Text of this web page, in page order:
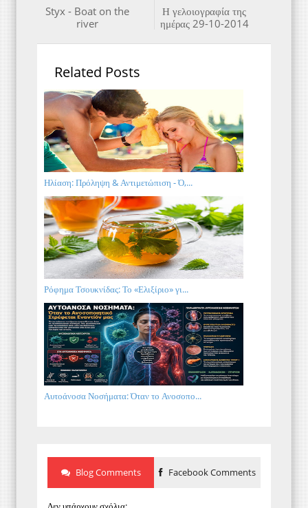
Η γελοιογραφία της
ημέρας 29-10-2014
Styx - Boat on the
river
Related Posts
Ηλίαση: Πρόληψη & Αντιμετώπιση - Ό,...
Ρόφημα Τσουκνίδας: Το «Ελιξίριο» γι...
Αυτοάνοσα Νοσήματα: Όταν το Ανοσοπο...
Blog Comments Facebook Comments